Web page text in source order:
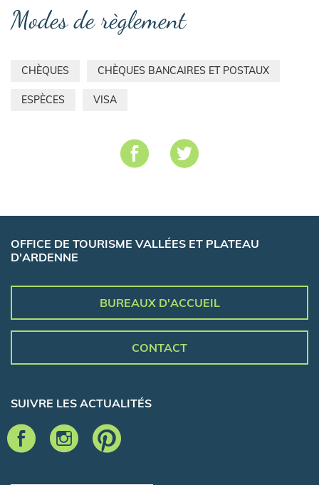
Modes de règlement
CHÈQUES CHÈQUES BANCAIRES ET POSTAUX
ESPÈCES VISA
OFFICE DE TOURISME VALLÉES ET PLATEAU
D'ARDENNE
BUREAUX D'ACCUEIL
CONTACT
SUIVRE LES ACTUALITÉS